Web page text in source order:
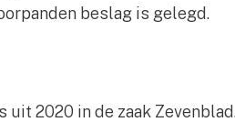
beslag is gelegd.
uit 2020 in de zaak